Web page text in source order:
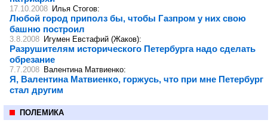
17.10.2008 Илья Стогов:
Любой город приполз бы, чтобы Газпром у них свою
башню построил
3.8.2008 Игумен Евстафий (Жаков):
Разрушителям исторического Петербурга надо сделать
обрезание
7.7.2008 Валентина Матвиенко:
Я, Валентина Матвиенко, горжусь, что при мне Петербург
стал другим
ПОЛЕМИКА